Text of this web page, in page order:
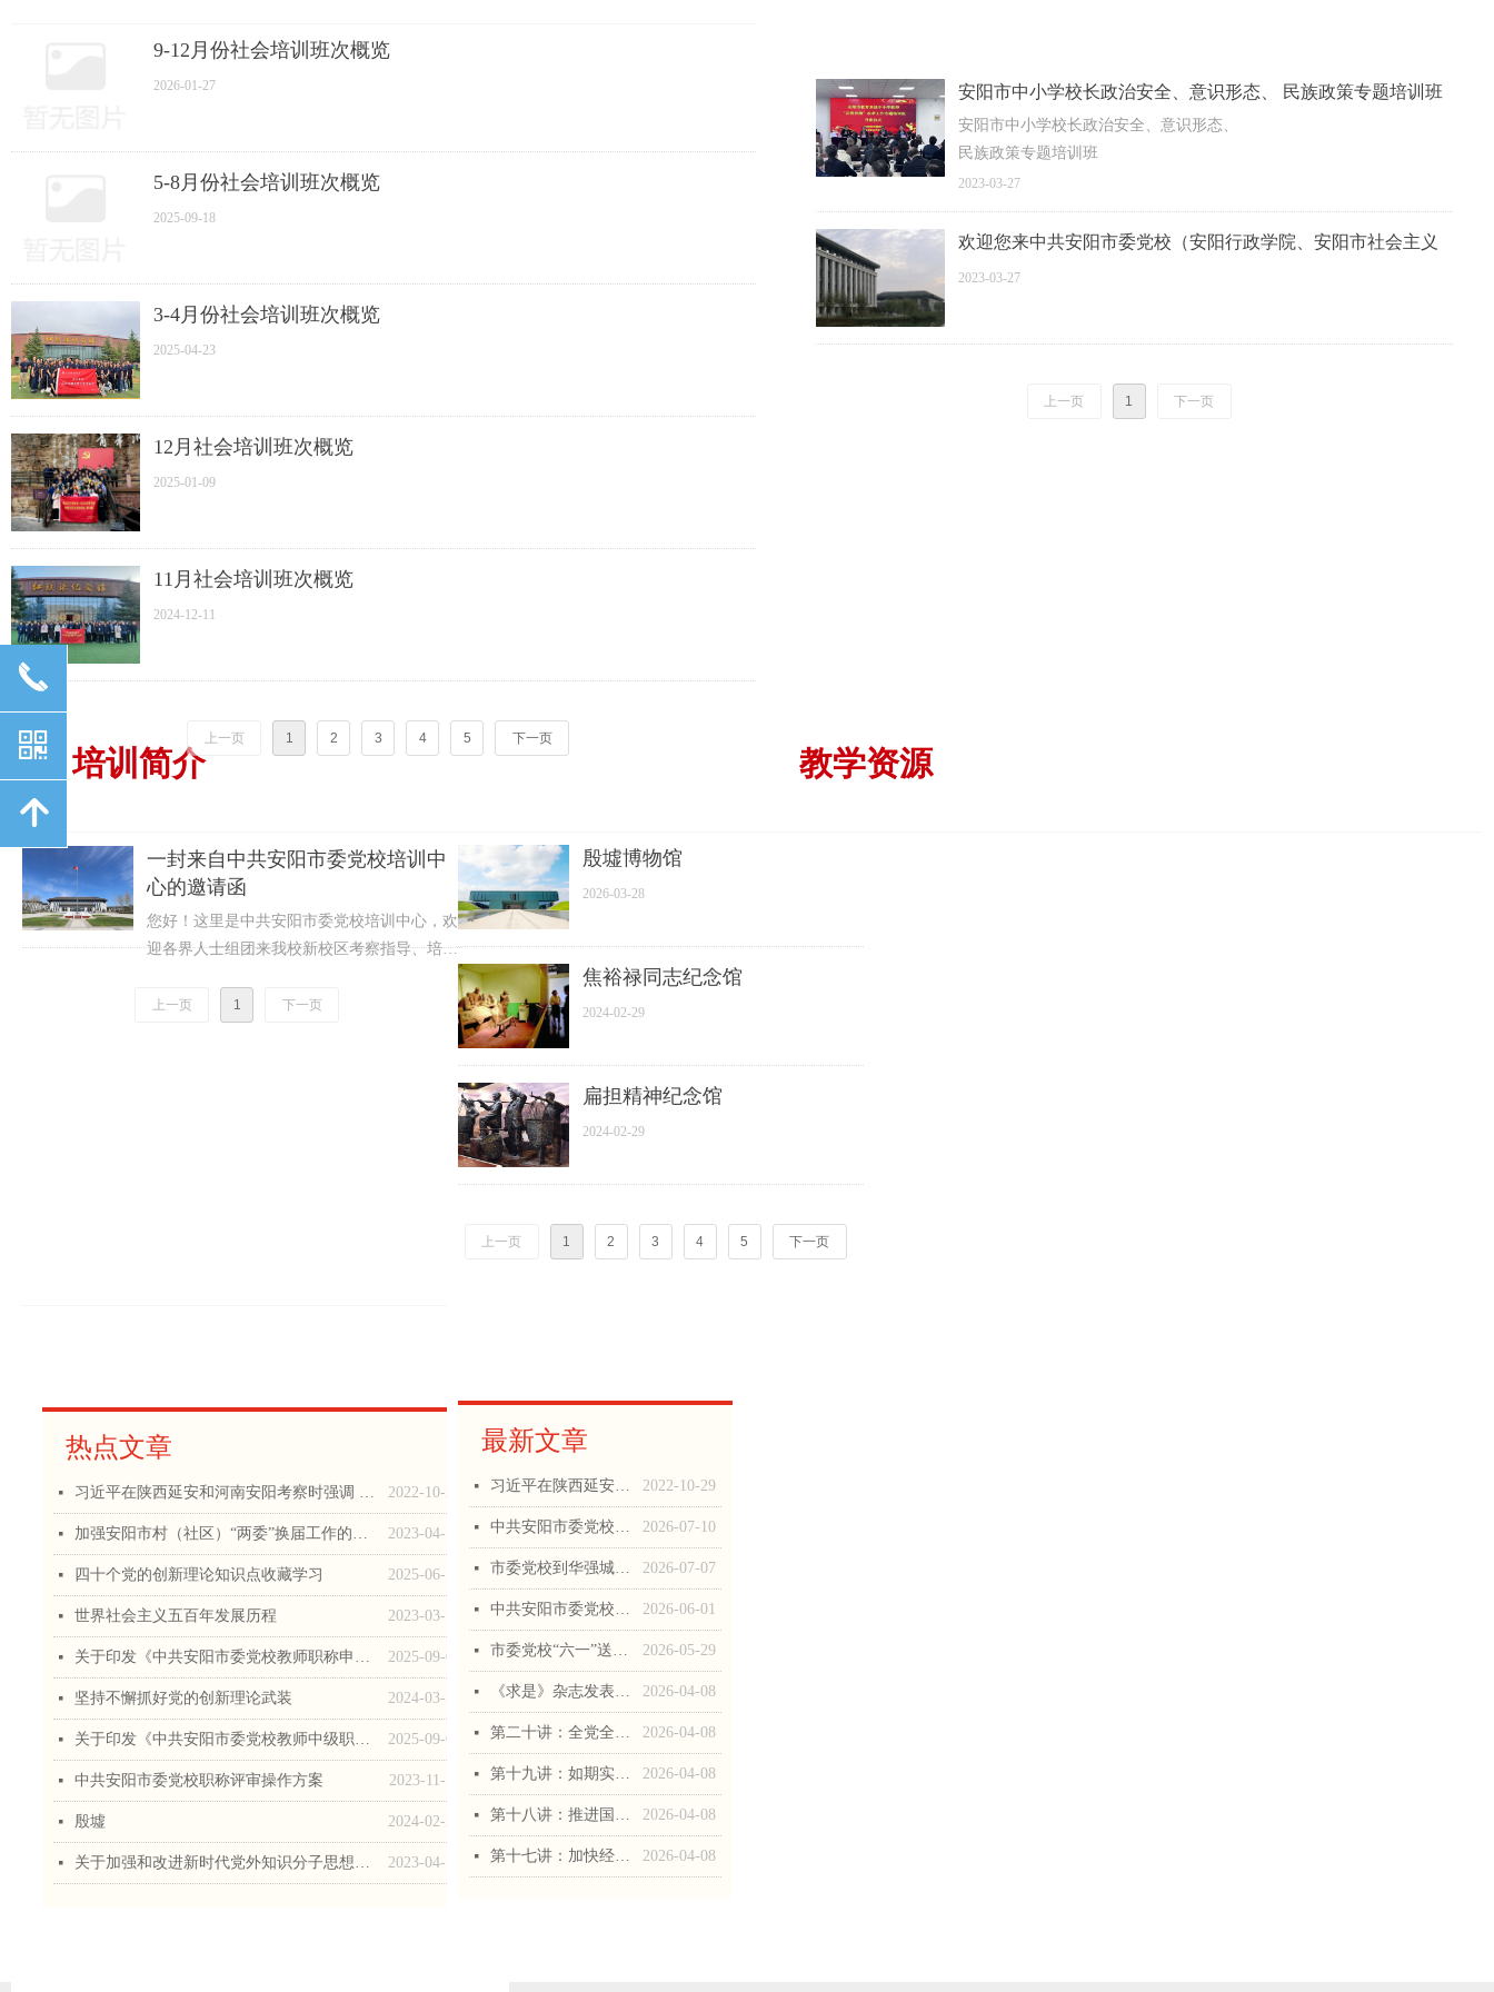
9-12月份社会培训班次概览
2026-01-27
5-8月份社会培训班次概览
2025-09-18
3-4月份社会培训班次概览
2025-04-23
12月社会培训班次概览
2025-01-09
11月社会培训班次概览
2024-12-11
上一页 1 2 3 4 5 下一页
一封来自中共安阳市委党校培训中
心的邀请函
您好！这里是中共安阳市委党校培训中心，欢
迎各界人士组团来我校新校区考察指导、培训
需求欢迎致电或扫码咨询，我们将竭诚为您服
上一页
1 下一页
培训简介
热点文章
2022-10-29
넷 习近平在陕西延安和河南安阳考察时强调 全面推进乡村振兴 为实现农业农村现代化而不懈奋斗 丁薛祥陪同考察
2023-04-17
넷 加强安阳市村（社区）“两委”换届工作的思考
2025-06-12
넷 四十个党的创新理论知识点收藏学习
2023-03-17
넷 世界社会主义五百年发展历程
2025-09-08
넷 关于印发《中共安阳市委党校教师职称申报评审操作方案》的通知
2024-03-22
넷 坚持不懈抓好党的创新理论武装
2025-09-08
넷 关于印发《中共安阳市委党校教师中级职称申报评审条件》的通知
2023-11-13
넷 中共安阳市委党校职称评审操作方案
2024-02-26
넷 殷墟
2023-04-17
넷 关于加强和改进新时代党外知识分子思想政治工作的思考
安阳市中小学校长政治安全、意识形态、 民族政策专题培训班
安阳市中小学校长政治安全、意识形态、
民族政策专题培训班
2023-03-27
欢迎您来中共安阳市委党校（安阳行政学院、安阳市社会主义
学院）
2023-03-27
上一页 1 下一页
最新文章
2022-10-29
넷 习近平在陕西延安和河南安阳考察时强调 全面推进乡村振兴 为实现农业农村现代化而不懈奋斗 丁薛祥陪同考察
2026-07-10
넷 中共安阳市委党校（安阳行政学院、安阳市社会主义学院）关于市委巡察整改落实情况的通报
2026-07-07
넷 市委党校到华强城社区开展 “双报到双服务双报告”活动
2026-06-01
넷 中共安阳市委党校2026年招才引智“绿色通道” 公开引进博士研究生面试成绩公示
2026-05-29
넷 市委党校“六一”送关爱 联合普法助少儿成长 ——市委党校关工委、青工委赴宝莲寺镇中心小学开展“六个一”普法专题活动
2026-04-08
넷 《求是》杂志发表习近平总书记重要文章《学习好贯彻好党的二十届四中全会精神》
2026-04-08
넷 第二十讲：全党全国各族人民团结起来为实现“十五五”规划而奋斗
2026-04-08
넷 第十九讲：如期实现建军一百年目标，高质量推进国防和军队现代化
2026-04-08
넷 第十八讲：推进国家安全体系和能力现代化，建设更高水平平安中国
2026-04-08
넷 第十七讲：加快经济社会发展全面绿色转型，建设美丽中国
殷墟博物馆
2026-03-28
焦裕禄同志纪念馆
2024-02-29
扁担精神纪念馆
2024-02-29
上一页 1 2 3 4 5 下一页
教学资源
끅
낃
녕